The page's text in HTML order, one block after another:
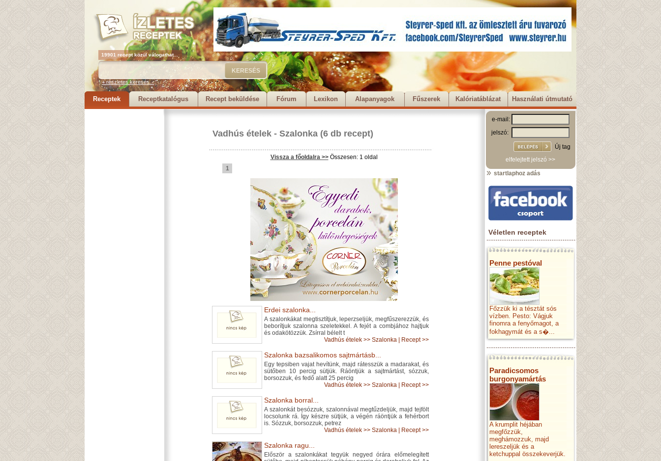
19901 recept közül válogathat...
+ részletes keresés...
Receptek Receptkatalógus Recept beküldése Fórum Lexikon Alapanyagok Fűszerek Kalóriatáblázat Használati útmutató
Vadhús ételek - Szalonka (6 db recept)
Vissza a főoldalra >>Összesen: 1 oldal
1
Erdei szalonka...
A szalonkákat megtisztítjuk, leperzseljük, megfűszerezzük, és
beborítjuk szalonna szeletekkel. A fejét a combjához hajtjuk
és odakötözzük. Zsírral bélelt t
Vadhús ételek >> Szalonka Recept >>
Szalonka bazsalikomos sajtmártásb...
Egy tepsiben vajat hevítünk, majd rátesszük a madarakat, és
sütőben 10 percig sütjük. Ráöntjük a sajtmártást, sózzuk,
borsozzuk, és fedő alatt 25 percig
Vadhús ételek >> Szalonka Recept >>
Szalonka borral...
A szalonkát besózzuk, szalonnával megtűzdeljük, majd tejfölt
locsolunk rá. Így készre sütjük, a végén ráöntjük a fehérbort
is. Sózzuk, borsozzuk, petrez
Vadhús ételek >> Szalonka Recept >>
Szalonka ragu...
Először a szalonkákat tegyük negyed órára előmelegített
e-mail:
jelszó:
Új tag
elfelejtett jelszó >>
startlaphoz adás
Véletlen receptek
Penne pestóval
Főzzük ki a tésztát sós
vízben. Pesto: Vágjuk
finomra a fenyőmagot, a
fokhagymát és a s�...
Paradicsomos
burgonyamártás
A krumplit héjában
megfőzzük,
meghámozzuk, majd
lereszeljük és a
ketchuppal összekeverjük.